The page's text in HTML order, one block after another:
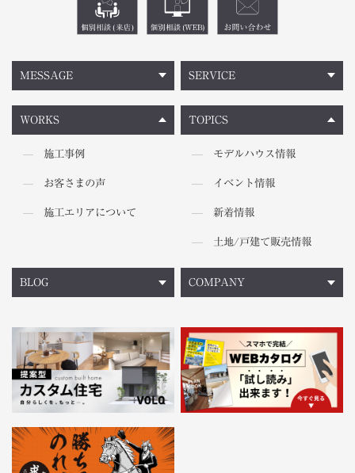
MESSAGE
WORKS
施工事例
お客さまの声
施工エリアについて
TOPICS
モデルハウス情報
イベント情報
新着情報
土地/戸建て販売情報
SERVICE
BLOG COMPANY